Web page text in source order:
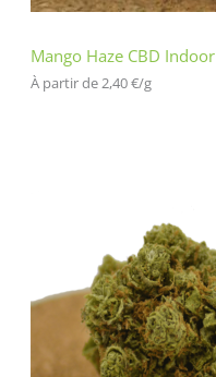
Mango Haze CBD Indoor
À partir de 2,40€/g